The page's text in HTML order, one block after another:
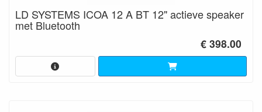
LD SYSTEMS ICOA 12 A BT 12" actieve speaker
met Bluetooth
€ 398.00